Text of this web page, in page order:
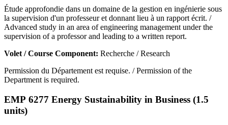
Étude approfondie dans un domaine de la gestion en ingénierie sous
la supervision d'un professeur et donnant lieu à un rapport écrit. /
Advanced study in an area of engineering management under the
supervision of a professor and leading to a written report.
Volet / Course Component: Recherche / Research
Permission du Département est requise. / Permission of the
Department is required.
EMP 6277 Energy Sustainability in Business (1.5
units)